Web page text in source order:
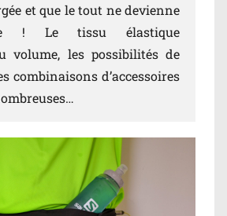
et que le tout ne devienne
! Le tissu élastique
volume, les possibilités de
combinaisons d’accessoires